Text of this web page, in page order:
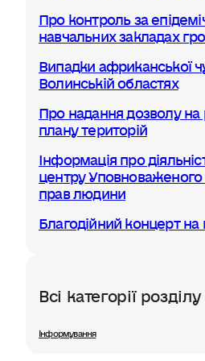
Про контроль за
навчальних закладах
Випадки африканської
Волинській областях
Про надання дозволу
плану територій
Інформація про
центру Уповноваженого
прав людини
Благодійний концерт на
Всі категорії розділу
Інформування